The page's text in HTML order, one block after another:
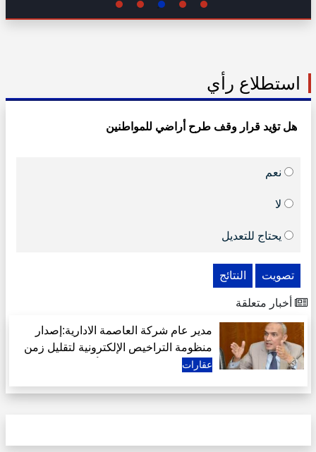
استطلاع رأي
هل تؤيد قرار وقف طرح أراضي للمواطنين
نعم
لا
يحتاج للتعديل
تصويت النتائج
أخبار متعلقة
مدير عام شركة العاصمة الادارية:إصدار
منظومة التراخيص الإلكترونية لتقليل زمن
عقارات